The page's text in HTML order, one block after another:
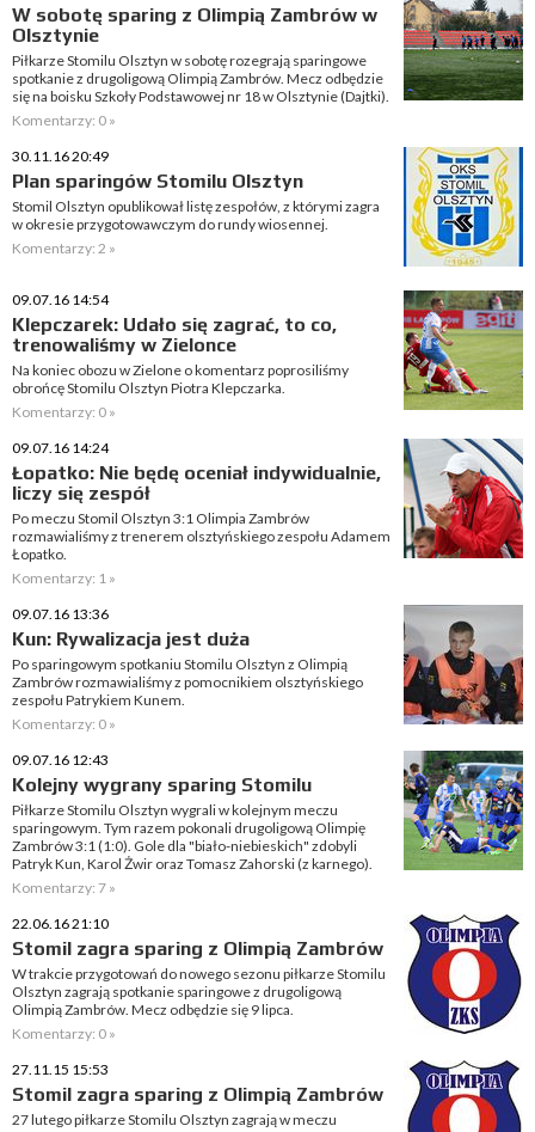
W sobotę sparing z Olimpią Zambrów w
Olsztynie
Piłkarze Stomilu Olsztyn w sobotę rozegrają sparingowe
spotkanie z drugoligową Olimpią Zambrów. Mecz odbędzie
się na boisku Szkoły Podstawowej nr 18 w Olsztynie (Dajtki).
Komentarzy: 0 »
30.11.16 20:49
Plan sparingów Stomilu Olsztyn
Stomil Olsztyn opublikował listę zespołów, z którymi zagra
w okresie przygotowawczym do rundy wiosennej.
Komentarzy: 2 »
09.07.16 14:54
Klepczarek: Udało się zagrać, to co,
trenowaliśmy w Zielonce
Na koniec obozu w Zielone o komentarz poprosiliśmy
obrońcę Stomilu Olsztyn Piotra Klepczarka.
Komentarzy: 0 »
09.07.16 14:24
Łopatko: Nie będę oceniał indywidualnie,
liczy się zespół
Po meczu Stomil Olsztyn 3:1 Olimpia Zambrów
rozmawialiśmy z trenerem olsztyńskiego zespołu Adamem
Łopatko.
Komentarzy: 1 »
09.07.16 13:36
Kun: Rywalizacja jest duża
Po sparingowym spotkaniu Stomilu Olsztyn z Olimpią
Zambrów rozmawialiśmy z pomocnikiem olsztyńskiego
zespołu Patrykiem Kunem.
Komentarzy: 0 »
09.07.16 12:43
Kolejny wygrany sparing Stomilu
Piłkarze Stomilu Olsztyn wygrali w kolejnym meczu
sparingowym. Tym razem pokonali drugoligową Olimpię
Zambrów 3:1 (1:0). Gole dla "biało-niebieskich" zdobyli
Patryk Kun, Karol Żwir oraz Tomasz Zahorski (z karnego).
Komentarzy: 7 »
22.06.16 21:10
Stomil zagra sparing z Olimpią Zambrów
W trakcie przygotowań do nowego sezonu piłkarze Stomilu
Olsztyn zagrają spotkanie sparingowe z drugoligową
Olimpią Zambrów. Mecz odbędzie się 9 lipca.
Komentarzy: 0 »
27.11.15 15:53
Stomil zagra sparing z Olimpią Zambrów
27 lutego piłkarze Stomilu Olsztyn zagrają w meczu